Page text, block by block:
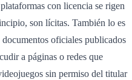
con licencia se rigen
son lícitas. También lo es
oficiales publicados
a páginas o redes que
sin permiso del titular